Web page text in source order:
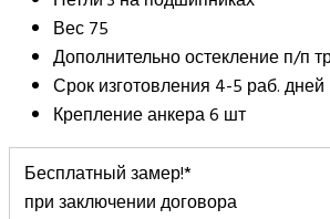
Вес 75
Дополнительно остекление п/п
Срок изготовления 4-5 раб. дней
Крепление анкера 6 шт
Бесплатный замер!*
при заключении договора